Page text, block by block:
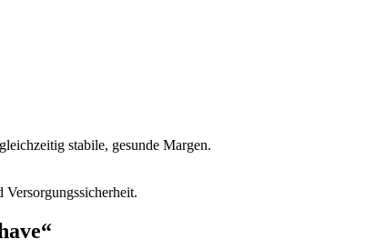
stabile, gesunde Margen.